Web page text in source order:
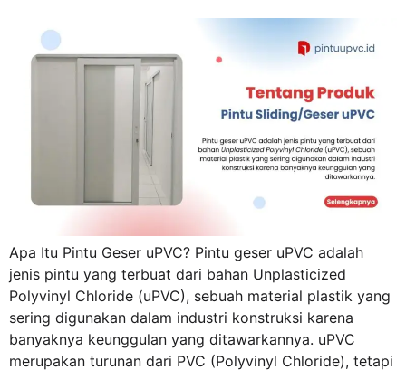
Apa Itu Pintu Geser uPVC? Pintu geser uPVC adalah
jenis pintu yang terbuat dari bahan Unplasticized
Polyvinyl Chloride (uPVC), sebuah material plastik yang
sering digunakan dalam industri konstruksi karena
banyaknya keunggulan yang ditawarkannya. uPVC
merupakan turunan dari PVC (Polyvinyl Chloride), tetapi